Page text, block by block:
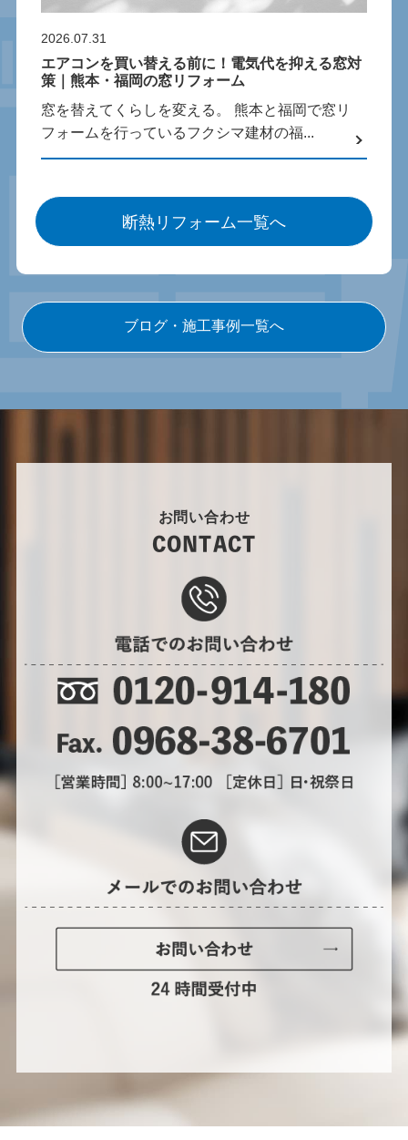
2026.07.31
エアコンを買い替える前に！電気代を抑える窓対
策｜熊本・福岡の窓リフォーム
窓を替えてくらしを変える。 熊本と福岡で窓リ
フォームを行っているフクシマ建材の福...
断熱リフォーム一覧へ
ブログ・施工事例一覧へ
お問い合わせ
CONTACT